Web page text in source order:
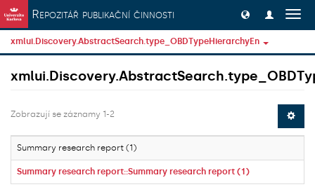
Přeskočit na obsah
Repozitář publikační činnosti
xmlui.Discovery.AbstractSearch.type_OBDTypeHierarchyEn
Zobrazují se záznamy 1-2
Summary research report (1)
Summary research report::Summary research report (1)